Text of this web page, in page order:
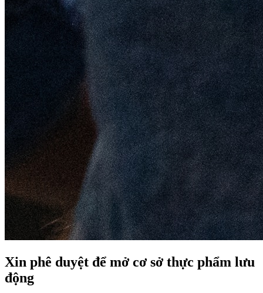
Xin phê duyệt để mở cơ sở thực phẩm lưu
động